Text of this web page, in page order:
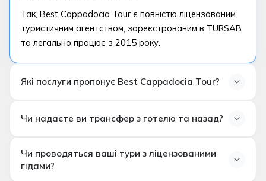
Так, Best Cappadocia Tour є повністю ліцензованим
туристичним агентством, зареєстрованим в TURSAB
та легально працює з 2015 року.
Які послуги пропонує Best Cappadocia Tour?
Ми пропонуємо тури на повітряних кулях, щоденні
трансфери з аеропорту та індивідуальні туристичні
досвіди в Каппадокії.
Чи надаєте ви трансфер з готелю та назад?
Так, трансфери з готелю і назад включені в більшість
Чи проводяться ваші тури з ліцензованими
гідами?